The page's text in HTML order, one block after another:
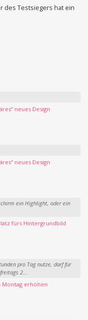
des Testsiegers hat ein
neues Design
neues Design
ein Highlight, oder ein
fürs Hintergrundbild
pro Tag nutze, darf für
2...
Montag erhöhen